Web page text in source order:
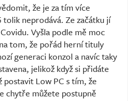
že je za tím více
neprodává. Ze začátku jí
Vyšla podle mě moc
tom, že pořád herní tituly
generaci konzol a navíc taky
jelikož když si přidáte
postavit Low PC s tím, že
chytře můžete postupně